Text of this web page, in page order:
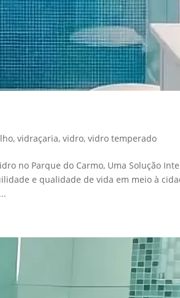
,vidraçaria,vidro,vidro temperado
no Parque do Carmo, Uma Solução
e qualidade de vida em meio à